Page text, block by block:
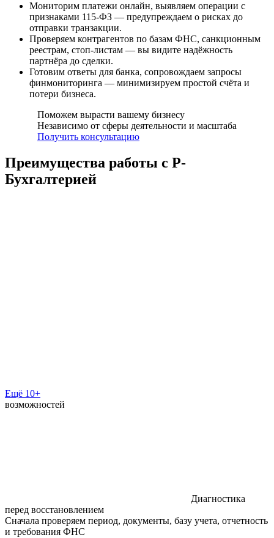
Мониторим платежи онлайн, выявляем операции с
признаками 115-ФЗ — предупреждаем о рисках до
отправки транзакции.
Проверяем контрагентов по базам ФНС, санкционным
реестрам, стоп-листам — вы видите надёжность
партнёра до сделки.
Готовим ответы для банка, сопровождаем запросы
финмониторинга — минимизируем простой счёта и
потери бизнеса.
Поможем вырасти вашему бизнесу
Независимо от сферы деятельности и масштаба
Получить консультацию
Преимущества работы с Р-
Бухгалтерией
Ещё 10+
возможностей
Диагностика
перед восстановлением
Сначала проверяем период, документы, базу учета, отчетность
и требования ФНС